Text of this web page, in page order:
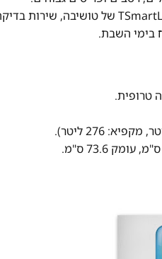
בימי השבת.